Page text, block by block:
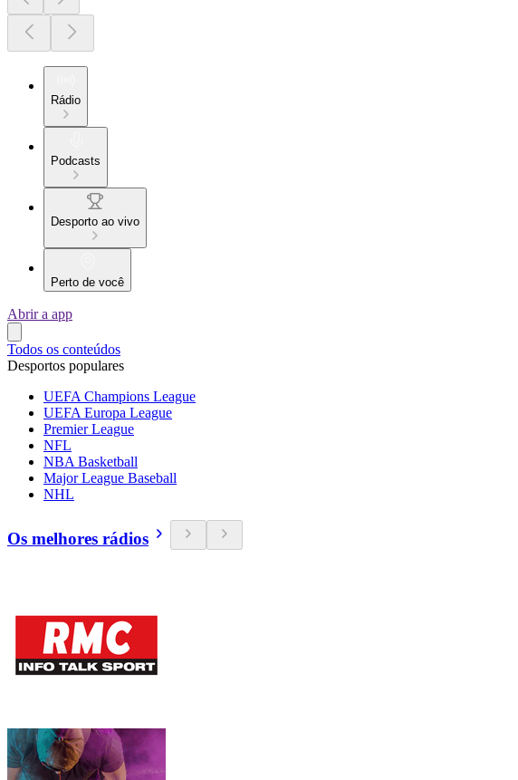
Rádio
Podcasts
Desporto ao vivo
Perto de você
Abrir a app
Todos os conteúdos
Desportos populares
UEFA Champions League
UEFA Europa League
Premier League
NFL
NBA Basketball
Major League Baseball
NHL
Os melhores rádios